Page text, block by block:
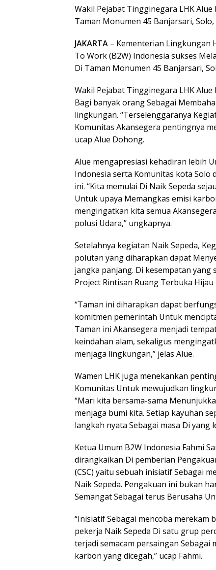
Wakil Pejabat Tingginegara LHK
Taman Monumen 45 Banjarsari,
JAKARTA – Kementerian Lingkungan
To Work (B2W) Indonesia sukses
Di Taman Monumen 45 Banjarsari,
Wakil Pejabat Tingginegara LHK
Bagi banyak orang Sebagai
lingkungan. “Terselenggaranya
Komunitas Akansegera pentingnya
ucap Alue Dohong.
Alue mengapresiasi kehadiran lebih
Indonesia serta Komunitas kota
ini. “Kita memulai Di Naik Sepeda
Untuk upaya Memangkas emisi
mengingatkan kita semua
polusi Udara,” ungkapnya.
Setelahnya kegiatan Naik Sepeda,
polutan yang diharapkan dapat
jangka panjang. Di kesempatan
Project Rintisan Ruang Terbuka
“Taman ini diharapkan dapat
komitmen pemerintah Untuk
Taman ini Akansegera menjadi
keindahan alam, sekaligus
menjaga lingkungan,” jelas Alue.
Wamen LHK juga menekankan
Komunitas Untuk mewujudkan
“Mari kita bersama-sama
menjaga bumi kita. Setiap kayuhan
langkah nyata Sebagai masa Di yang
Ketua Umum B2W Indonesia Fahmi
dirangkaikan Di pemberian
(CSC) yaitu sebuah inisiatif Sebagai
Naik Sepeda. Pengakuan ini bukan
Semangat Sebagai terus Berusaha
“Inisiatif Sebagai mencoba merekam
pekerja Naik Sepeda Di satu grup
terjadi semacam persaingan
karbon yang dicegah,” ucap Fahmi.